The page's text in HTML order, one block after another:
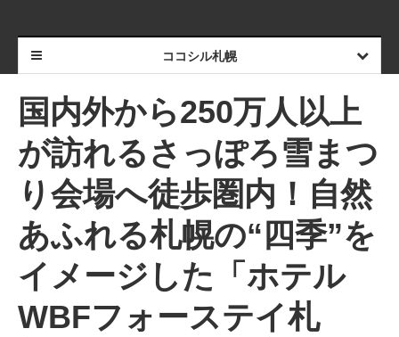
ココシル札幌
国内外から250万人以上
が訪れるさっぽろ雪まつ
り会場へ徒歩圏内！自然
あふれる札幌の“四季”を
イメージした「ホテル
WBFフォーステイ札